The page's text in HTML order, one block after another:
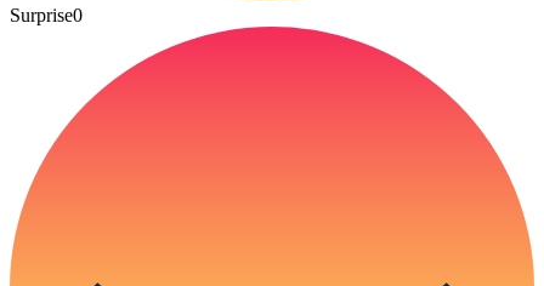
Surprise0